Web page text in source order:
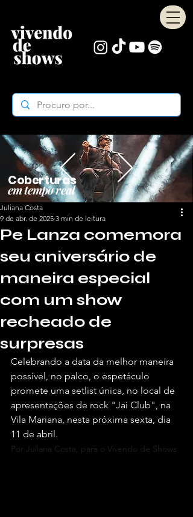
Coberturas
em tempo real
Pe Lanza comemora
seu aniversário de
maneira especial
com um show
recheado de
surpresas
Juliana Costa
9 de abr. de 2025 3 min de leitura
Celebrando a data da melhor maneira
possível, no palco, o espetáculo
promete uma setlist única, no local de
apresentações de rock "Jai Club", na
Vila Mariana, nesta próxima sexta, dia
11 de abril.
Por Juliana Costa, para o Vivendo de Shows